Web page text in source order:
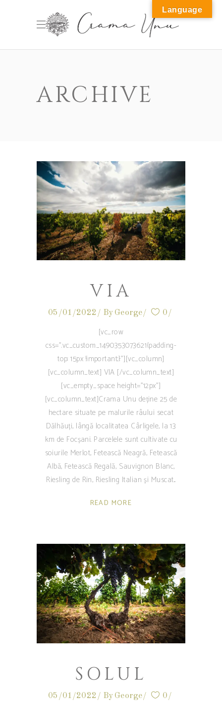
M
ARCHIVE
VIA
05/01/2022 By George 0
[vc_row
css=".vc_custom_1490353073621{padding-
top: 15px !important;}"][vc_column]
[vc_column_text] VIA [/vc_column_text]
[vc_empty_space height="12px"]
[vc_column_text]Crama Unu deține 25 de
hectare situate pe malurile râului secat
Dălhăuți, lângă localitatea Cârligele, la 13
km de Focșani. Parcelele sunt cultivate cu
soiurile Merlot, Fetească Neagră, Fetească
Albă, Fetească Regală, Sauvignon Blanc,
Riesling de Rin, Riesling Italian și Muscat
READ MORE
SOLUL
05/01/2022 By George 0
Language